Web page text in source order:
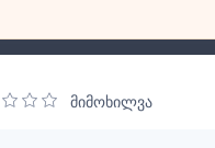
მიმოხილვა